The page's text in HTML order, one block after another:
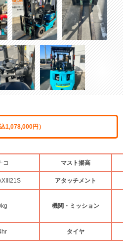
1,078,000円）
コ マスト揚高
アタッチメント
機関・ミッション
タイヤ